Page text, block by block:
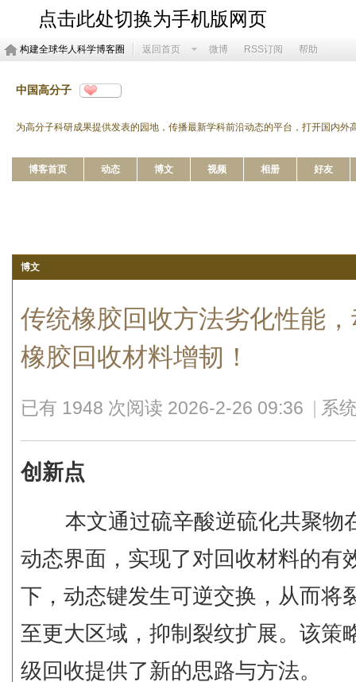
点击此处切换为手机版网页
构建全球华人科学博客圈 返回首页 微博 RSS订阅 帮助
中国高分子
为高分子科研成果提供发表的园地，传播最新学科前沿动态的平台，打开国内外
博客首页 动态 博文 视频 相册 好友
博文
传统橡胶回收方法劣化性能
橡胶回收材料增韧！
已有 1948 次阅读 2026-2-26 09:36 系
创新点
本文通过硫辛酸逆硫化共聚物
动态界面，实现了对回收材料的有
下，动态键发生可逆交换，从而将
至更大区域，抑制裂纹扩展。该策
级回收提供了新的思路与方法。